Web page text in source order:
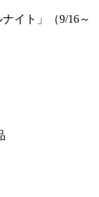
イト」（9/16～